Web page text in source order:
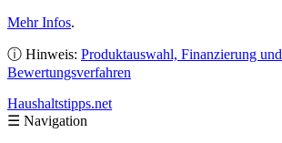
Mehr Infos.
ⓘ Hinweis: Produktauswahl, Finanzierung und
Bewertungsverfahren
Haushaltstipps.net
☰ Navigation